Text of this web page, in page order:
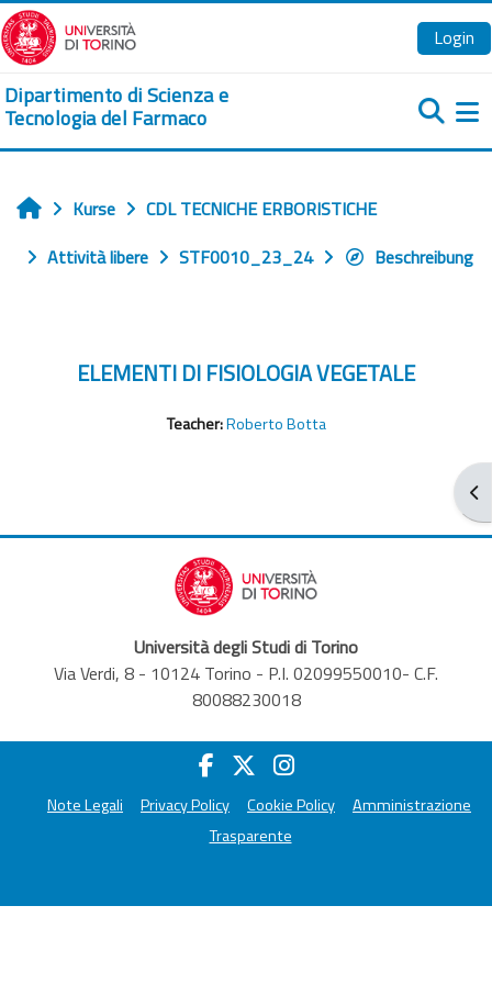
Zum Hauptinhalt
Login
Dipartimento di Scienza e
Tecnologia del Farmaco
Startseite
Kurse
CDL TECNICHE ERBORISTICHE
Attività libere
STF0010_23_24 Beschreibung
ELEMENTI DI FISIOLOGIA VEGETALE
Teacher:Roberto Botta
Università degli Studi di Torino
Via Verdi, 8 - 10124 Torino - P.I. 02099550010- C.F.
80088230018
Note Legali Privacy Policy Cookie Policy
Amministrazione
Trasparente